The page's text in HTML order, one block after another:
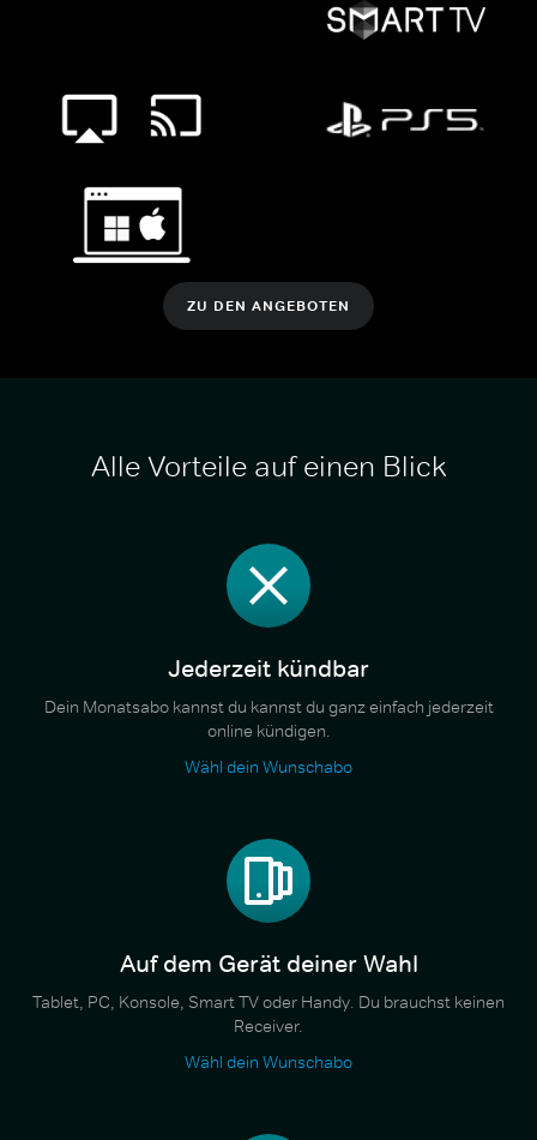
ZU DEN ANGEBOTEN
Alle Vorteile auf einen Blick
Jederzeit kündbar
Dein Monatsabo kannst du kannst du ganz einfach jederzeit
online kündigen.
Wähl dein Wunschabo
Auf dem Gerät deiner Wahl
Tablet, PC, Konsole, Smart TV oder Handy. Du brauchst keinen
Receiver.
Wähl dein Wunschabo